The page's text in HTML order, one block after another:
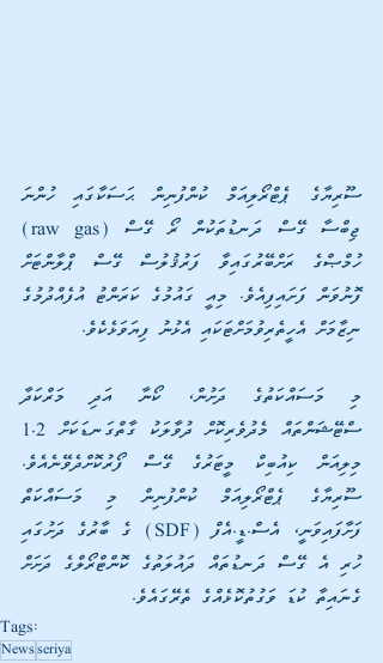
ސޫރިޔާގެ ޕެޓްރޯލިއަމް ކުންފުނިން ޙަސަކާގައި ހުންނަ
ހުމްޞްގެ ރަށްބޭރުގައިވާ ފަރުޤުލުސް ގޭސް ޕްލާންޓަށް
ނިޒާމަށް އެހީތެރިވުމަށްޓަކައި އެޅުނު ފިޔަވަޅެކެވެ.
މި މަސައްކަތުގެ ދަށުން، ކޯނާ އަދި މަރްކަދާ
ސޫރިޔާގެ ޕެޓްރޯލިއަމް ކުންފުނިން މި މަސައްކަތް
ހުރި އެ ގޭސް ދަނޑުތައް ދައުލަތުގެ ކޮންޓްރޯލްގެ ދަށަށް
ގެނައިތާ ކުޑަ ވަގުތުކޮޅެއްގެ ތެރޭގައެވެ.
Tags:
Newsseriya